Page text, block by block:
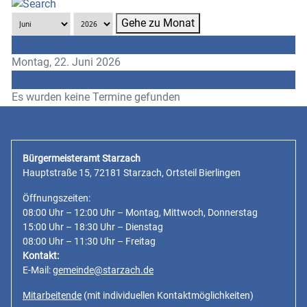
Gehe zu Monat
Montag, 22. Juni 2026
Es wurden keine Termine gefunden
Bürgermeisteramt Starzach
Hauptstraße 15, 72181 Starzach, Ortsteil Bierlingen
Öffnungszeiten:
08:00 Uhr – 12:00 Uhr – Montag, Mittwoch, Donnerstag
15:00 Uhr – 18:30 Uhr – Dienstag
08:00 Uhr – 11:30 Uhr – Freitag
Kontakt:
E-Mail:gemeinde@starzach.de
Mitarbeitende (mit individuellen Kontaktmöglichkeiten)